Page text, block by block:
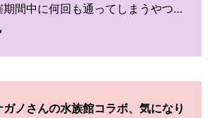
期間中に何回も通ってしまうやつ…
ガノさんの水族館コラボ、気になり